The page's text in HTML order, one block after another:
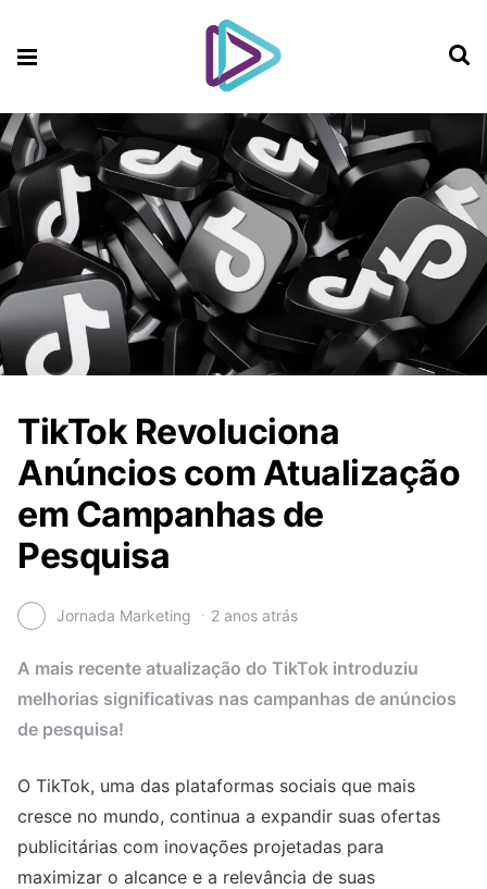
TikTok Revoluciona
Anúncios com Atualização
em Campanhas de
Pesquisa
Jornada Marketing 2 anos atrás
A mais recente atualização do TikTok introduziu
melhorias significativas nas campanhas de anúncios
de pesquisa!
O TikTok, uma das plataformas sociais que mais
cresce no mundo, continua a expandir suas ofertas
publicitárias com inovações projetadas para
maximizar o alcance e a relevância de suas